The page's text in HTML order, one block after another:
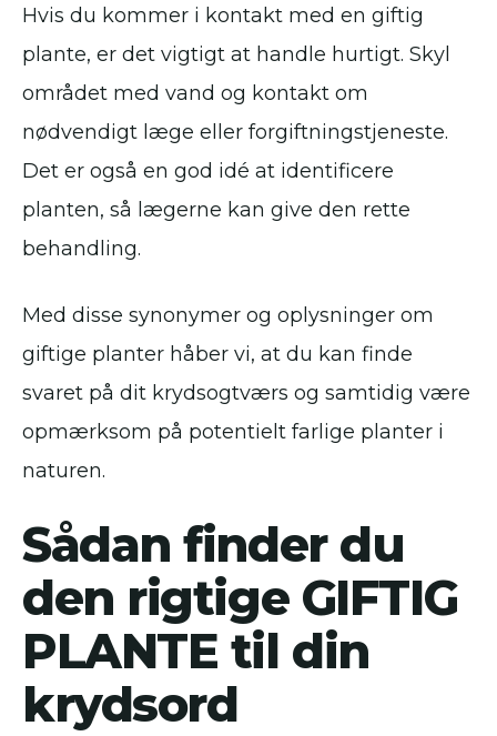
Hvis du kommer i kontakt med en giftig
plante, er det vigtigt at handle hurtigt. Skyl
området med vand og kontakt om
nødvendigt læge eller forgiftningstjeneste.
Det er også en god idé at identificere
planten, så lægerne kan give den rette
behandling.
Med disse synonymer og oplysninger om
giftige planter håber vi, at du kan finde
svaret på dit krydsogtværs og samtidig være
opmærksom på potentielt farlige planter i
naturen.
Sådan finder du
den rigtige GIFTIG
PLANTE til din
krydsord